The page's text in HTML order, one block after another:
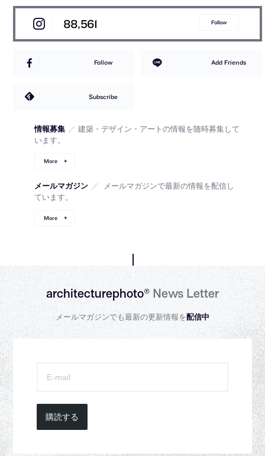
88,561 Follow
Follow Add Friends
Subscribe
情報募集 ／ 建築・デザイン・アートの情報を随時募集して
います。
More
メールマガジン ／
メールマガジンで最新の情報を配信し
ています。
More
architecturephoto®News Letter
メールマガジンでも最新の更新情報を配信中
購読する